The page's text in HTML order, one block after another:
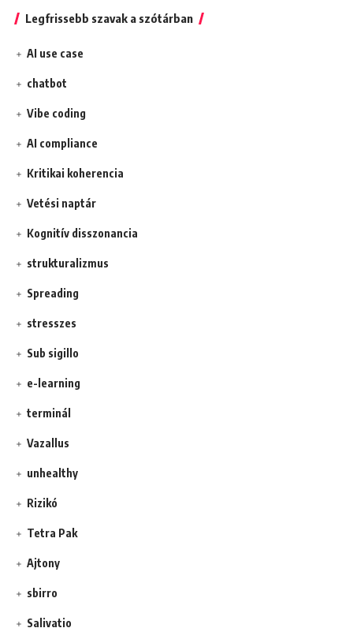
Legfrissebb szavak a szótárban
AI use case
chatbot
Vibe coding
AI compliance
Kritikai koherencia
Vetési naptár
Kognitív disszonancia
strukturalizmus
Spreading
stresszes
Sub sigillo
e-learning
terminál
Vazallus
unhealthy
Rizikó
Tetra Pak
Ajtony
sbirro
Salivatio